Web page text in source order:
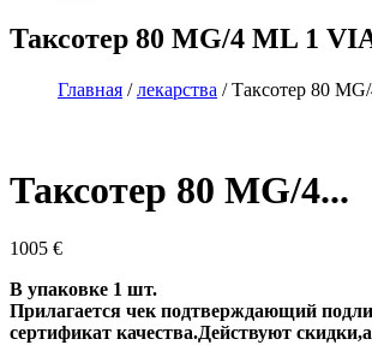
Таксотер 80 MG/4 ML 1
Главная /лекарства / Таксотер 80
Таксотер 80 MG/4...
1005 €
В упаковке 1 шт.
Прилагается чек подтверждающий
сертификат качества.Действуют